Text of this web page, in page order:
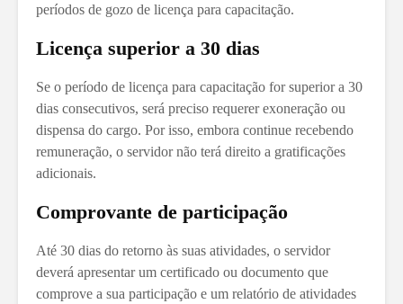
períodos de gozo de licença para capacitação.
Licença superior a 30 dias
Se o período de licença para capacitação for superior a 30
dias consecutivos, será preciso requerer exoneração ou
dispensa do cargo. Por isso, embora continue recebendo
remuneração, o servidor não terá direito a gratificações
adicionais.
Comprovante de participação
Até 30 dias do retorno às suas atividades, o servidor
deverá apresentar um certificado ou documento que
comprove a sua participação e um relatório de atividades